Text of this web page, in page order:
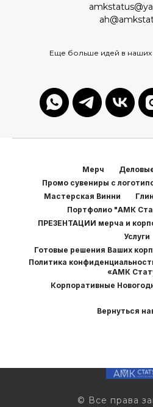
Еще больше идей в наших
Мерч
Промо сувениры с
Мастерская Винни
Портфолио "АМК
ПРЕЗЕНТАЦИИ мерча и
Услуги
Готовые решения Ваших
Политика
«АМК
Корпоративные
Вернуться
© Все права